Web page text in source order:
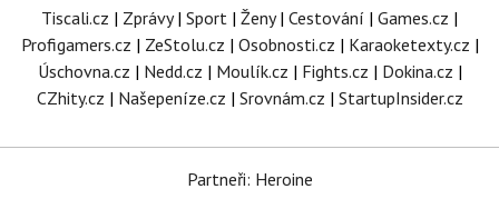
Tiscali.cz | Zprávy| Sport | Ženy| Cestování | Games.cz |
Profigamers.cz | ZeStolu.cz | Osobnosti.cz | Karaoketexty.cz |
Úschovna.cz | Nedd.cz | Moulík.cz | Fights.cz | Dokina.cz |
CZhity.cz | Našepeníze.cz | Srovnám.cz | StartupInsider.cz
Partneři: Heroine